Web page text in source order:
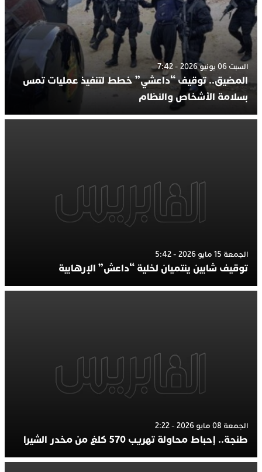
السبت 06 يونيو 2026 - 7:42
المضيق.. توقيف “داعشي” خطط لتنفيذ عمليات تمس
بسلامة الأشخاص والنظام
الجمعة 15 مايو 2026 - 5:42
توقيف شابين ينتميان لخلية “داعش” الإرهابية
الجمعة 08 مايو 2026 - 2:22
طنجة.. إحباط محاولة تهريب 570 كلغ من مخدر الشيرا